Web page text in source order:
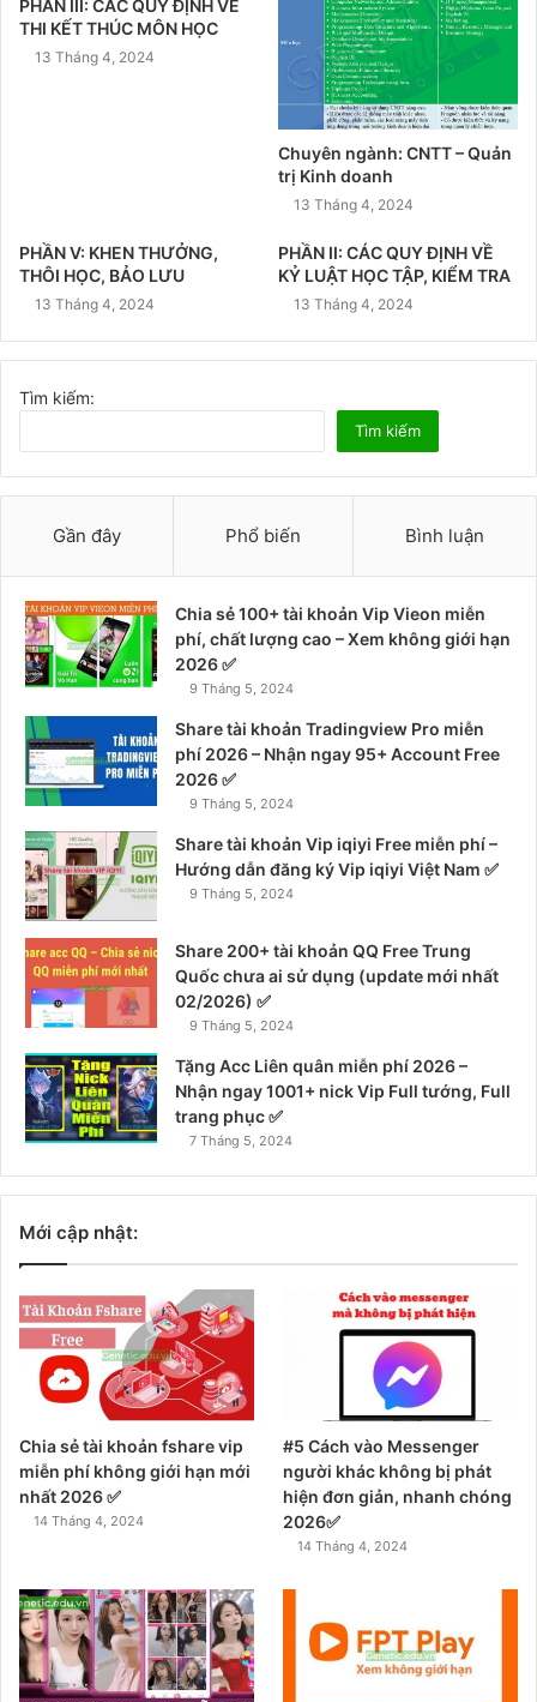
PHẦN III: CÁC QUY ĐỊNH VỀ
THI KẾT THÚC MÔN HỌC
13 Tháng 4, 2024
Chuyên ngành: CNTT – Quản
trị Kinh doanh
13 Tháng 4, 2024
PHẦN V: KHEN THƯỞNG,
THÔI HỌC, BẢO LƯU
13 Tháng 4, 2024
PHẦN II: CÁC QUY ĐỊNH VỀ
KỶ LUẬT HỌC TẬP, KIỂM TRA
13 Tháng 4, 2024
Tìm kiếm:
Tìm kiếm
Gần đây Phổ biến Bình luận
Chia sẻ 100+ tài khoản Vip Vieon miễn
phí, chất lượng cao – Xem không giới hạn
2026 ✅
9 Tháng 5, 2024
Share tài khoản Tradingview Pro miễn
phí 2026 – Nhận ngay 95+ Account Free
2026 ✅
9 Tháng 5, 2024
Share tài khoản Vip iqiyi Free miễn phí –
Hướng dẫn đăng ký Vip iqiyi Việt Nam ✅
9 Tháng 5, 2024
Share 200+ tài khoản QQ Free Trung
Quốc chưa ai sử dụng (update mới nhất
02/2026) ✅
9 Tháng 5, 2024
Tặng Acc Liên quân miễn phí 2026 –
Nhận ngay 1001+ nick Vip Full tướng, Full
trang phục ✅
7 Tháng 5, 2024
Mới cập nhật:
Chia sẻ tài khoản fshare vip
miễn phí không giới hạn mới
nhất 2026 ✅
14 Tháng 4, 2024
#5 Cách vào Messenger
người khác không bị phát
hiện đơn giản, nhanh chóng
2026✅
14 Tháng 4, 2024